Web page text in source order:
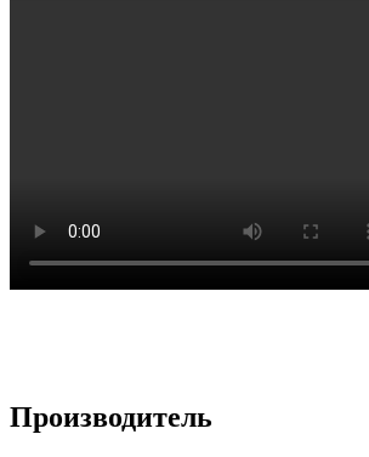
Производитель